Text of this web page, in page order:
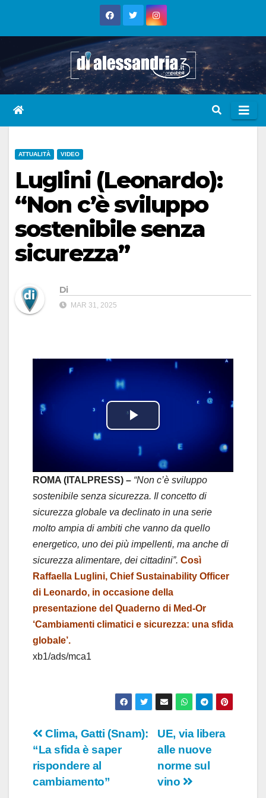
ATTUALITÀ VIDEO
Luglini (Leonardo):
“Non c’è sviluppo
sostenibile senza
sicurezza”
Di
MAR 31, 2025
P
l
a
y
V
i
d
e
ROMA (ITALPRESS) – “Non c’è sviluppo
sostenibile senza sicurezza. Il concetto di
sicurezza globale va declinato in una serie
molto ampia di ambiti che vanno da quello
energetico, uno dei più impellenti, ma anche di
sicurezza alimentare, dei cittadini”. Così
Raffaella Luglini, Chief Sustainability Officer
di Leonardo, in occasione della
presentazione del Quaderno di Med-Or
‘Cambiamenti climatici e sicurezza: una sfida
globale’.
xb1/ads/mca1
Navigazione
articoli
UE, via libera
alle nuove
norme sul
vino
Clima, Gatti (Snam):
“La sfida è saper
rispondere al
cambiamento”